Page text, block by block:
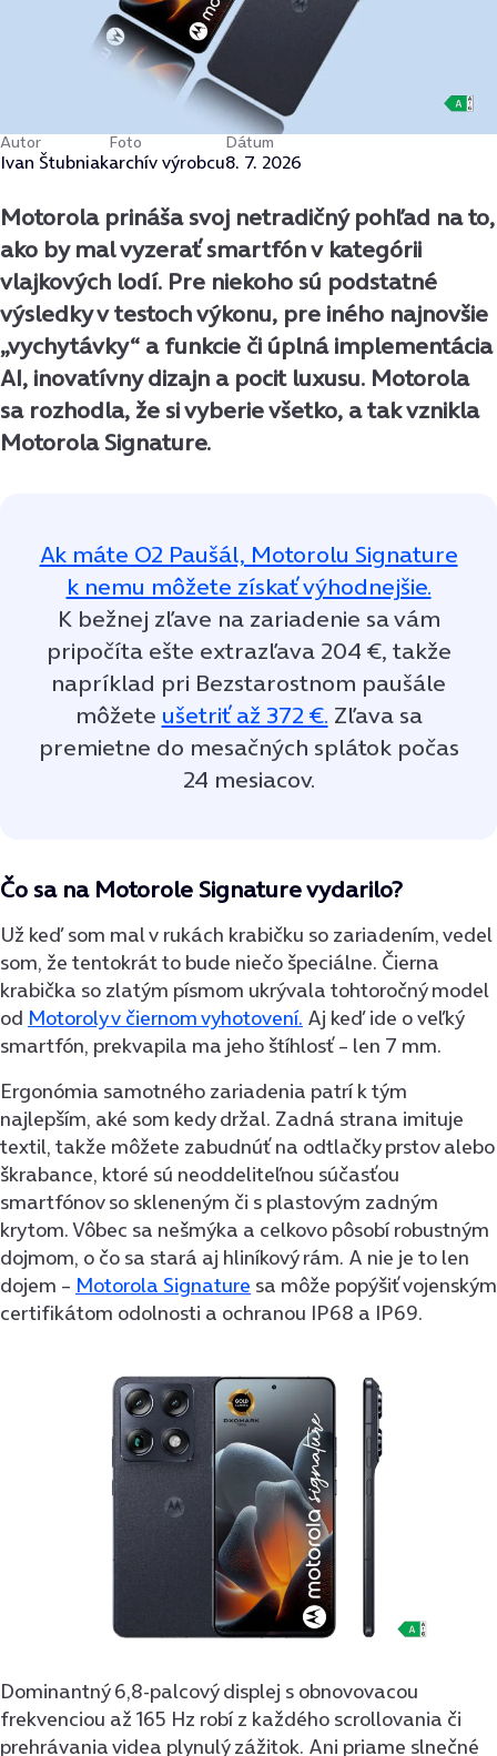
Autor
Ivan Štubniak
Foto
archív výrobcu
Dátum
8. 7. 2026
Motorola prináša svoj netradičný pohľad na to,
ako by mal vyzerať smartfón v kategórii
vlajkových lodí. Pre niekoho sú podstatné
výsledky v testoch výkonu, pre iného najnovšie
„vychytávky“ a funkcie či úplná implementácia
AI, inovatívny dizajn a pocit luxusu. Motorola
sa rozhodla, že si vyberie všetko, a tak vznikla
Motorola Signature.
Ak máte O2 Paušál, Motorolu Signature
k nemu môžete získať výhodnejšie.
K bežnej zľave na zariadenie sa vám
pripočíta ešte extrazľava 204 €, takže
napríklad pri Bezstarostnom paušále
môžete ušetriť až 372 €. Zľava sa
premietne do mesačných splátok počas
24 mesiacov.
Čo sa na Motorole Signature vydarilo?
Už keď som mal v rukách krabičku so zariadením, vedel
som, že tentokrát to bude niečo špeciálne. Čierna
krabička so zlatým písmom ukrývala tohtoročný model
od Motoroly v čiernom vyhotovení. Aj keď ide o veľký
smartfón, prekvapila ma jeho štíhlosť – len 7 mm.
Ergonómia samotného zariadenia patrí k tým
najlepším, aké som kedy držal. Zadná strana imituje
textil, takže môžete zabudnúť na odtlačky prstov alebo
škrabance, ktoré sú neoddeliteľnou súčasťou
smartfónov so skleneným či s plastovým zadným
krytom. Vôbec sa nešmýka a celkovo pôsobí robustným
dojmom, o čo sa stará aj hliníkový rám. A nie je to len
dojem – Motorola Signature sa môže popýšiť vojenským
certifikátom odolnosti a ochranou IP68 a IP69.
Dominantný 6,8-palcový displej s obnovovacou
frekvenciou až 165 Hz robí z každého scrollovania či
prehrávania videa plynulý zážitok. Ani priame slnečné